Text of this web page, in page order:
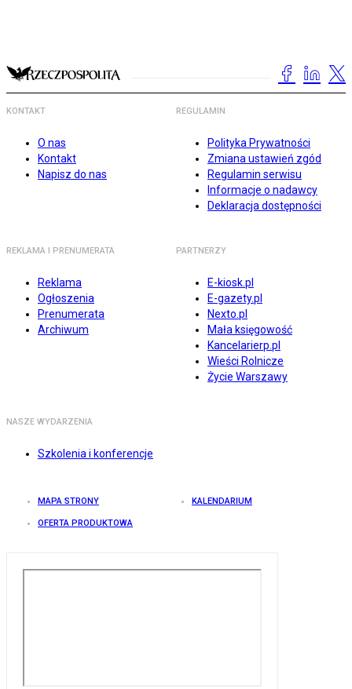
KONTAKT
O nas
Kontakt
Napisz do nas
REGULAMIN
Polityka Prywatności
Zmiana ustawień zgód
Regulamin serwisu
Informacje o nadawcy
Deklaracja dostępności
REKLAMA I PRENUMERATA
Reklama
Ogłoszenia
Prenumerata
Archiwum
PARTNERZY
E-kiosk.pl
E-gazety.pl
Nexto.pl
Mała księgowość
Kancelarierp.pl
Wieści Rolnicze
Życie Warszawy
NASZE WYDARZENIA
Szkolenia i konferencje
MAPA STRONY KALENDARIUM
OFERTA PRODUKTOWA